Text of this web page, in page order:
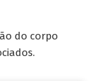
do corpo